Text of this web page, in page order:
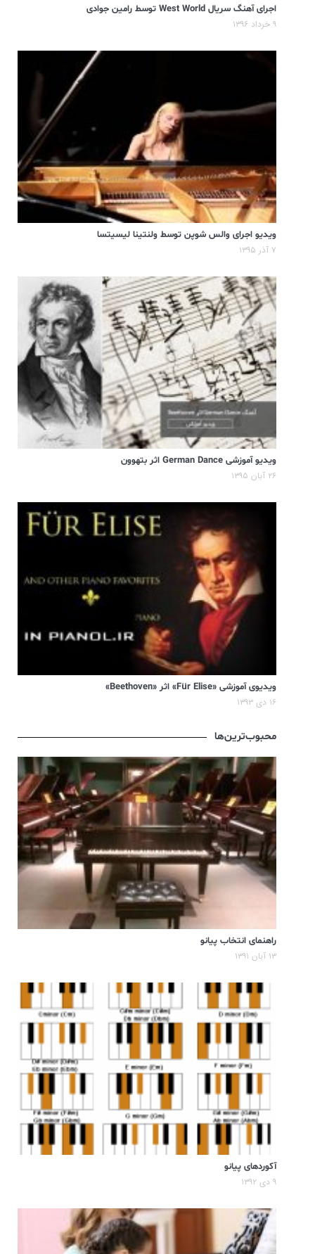
اجرای آهنگ سریال West World توسط رامین جوادی
۹ خرداد ۱۳۹۶
ویدیو اجرای والس شوپن توسط ولنتینا لیسیتسا
۷ آذر ۱۳۹۵
ویدیو آموزشی German Dance اثر بتهوون
۲۶ آبان ۱۳۹۵
ویدیوی آموزشی «Für Elise» اثر «Beethoven»
۱۶ دی ۱۳۹۳
محبوب‌ترین‌ها
راهنمای انتخاب پیانو
۱۳ آبان ۱۳۹۱
آکوردهای پیانو
۹ دی ۱۳۹۲